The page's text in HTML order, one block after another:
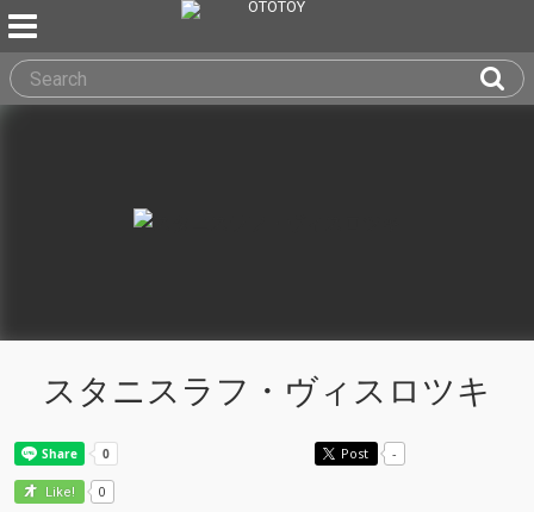
スタニスラフ・ヴィスロツキ
Post -
Like! 0